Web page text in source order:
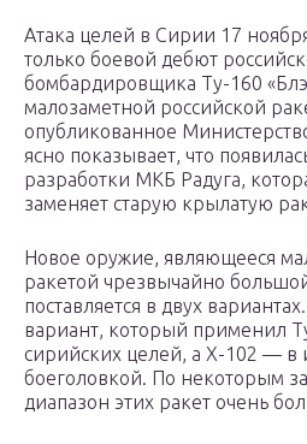
Атака целей в Сирии 17
только боевой дебют
бомбардировщика Ту-160
малозаметной российской
опубликованное
ясно показывает, что
разработки МКБ Радуга,
заменяет старую крылатую
Новое оружие, являющееся
ракетой чрезвычайно
поставляется в двух
вариант, который применил
сирийских целей, а Х-102 — в
боеголовкой. По некоторым
диапазон этих ракет очень